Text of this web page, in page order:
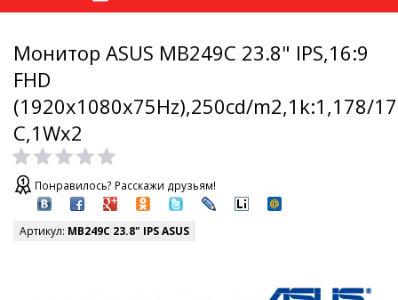
Монитор ASUS MB249C 23.8" IPS,16:9
FHD
(1920x1080x75Hz),250cd/m2,1k:1,178/
C,1Wx2
Понравилось? Расскажи друзьям!
Артикул: MB249C 23.8" IPS ASUS